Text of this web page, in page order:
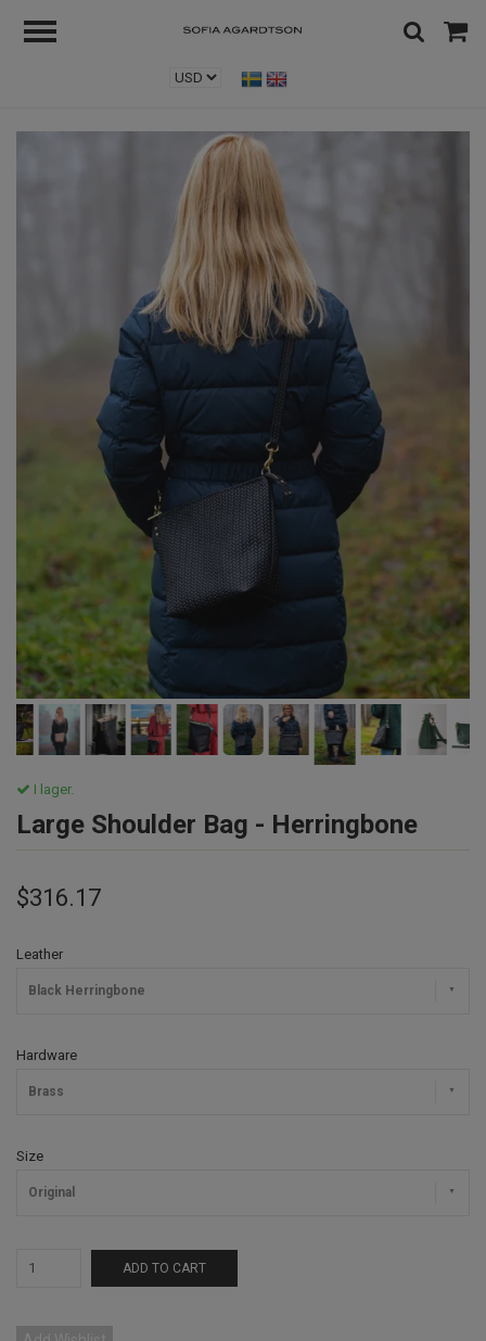
Large Shoulder Bag - Herringbone
I lager.
Large Shoulder Bag - Herringbone
$316.17
Leather
Black Herringbone
Hardware
Brass
Size
Original
ADD TO CART